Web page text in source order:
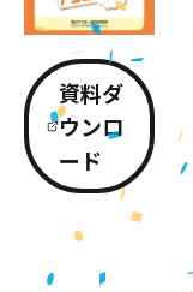
資料ダ
ウンロ
ード